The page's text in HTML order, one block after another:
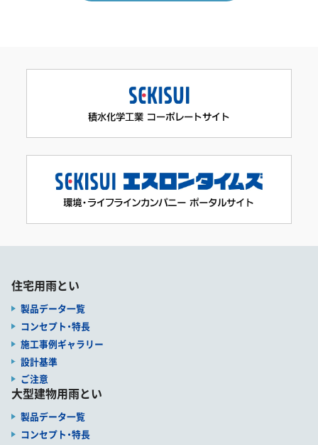
住宅用雨とい
製品データ一覧
コンセプト・特長
施工事例ギャラリー
設計基準
ご注意
大型建物用雨とい
製品データ一覧
コンセプト・特長